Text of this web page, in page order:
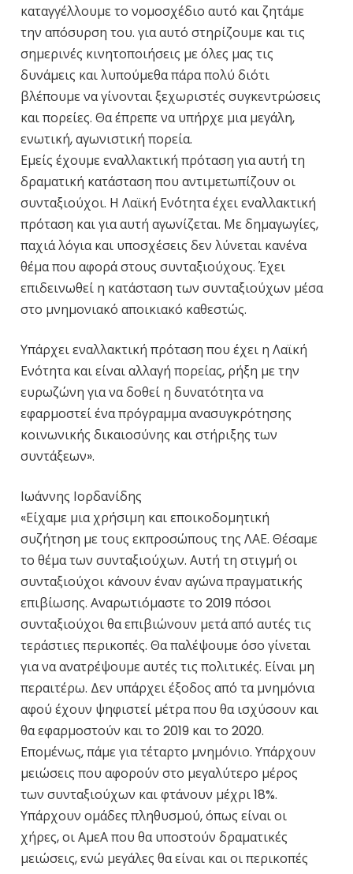
καταγγέλλουμε το νομοσχέδιο αυτό και ζητάμε
την απόσυρση του. για αυτό στηρίζουμε και τις
σημερινές κινητοποιήσεις με όλες μας τις
δυνάμεις και λυπούμεθα πάρα πολύ διότι
βλέπουμε να γίνονται ξεχωριστές συγκεντρώσεις
και πορείες. Θα έπρεπε να υπήρχε μια μεγάλη,
ενωτική, αγωνιστική πορεία.
Εμείς έχουμε εναλλακτική πρόταση για αυτή τη
δραματική κατάσταση που αντιμετωπίζουν οι
συνταξιούχοι. Η Λαϊκή Ενότητα έχει εναλλακτική
πρόταση και για αυτή αγωνίζεται. Με δημαγωγίες,
παχιά λόγια και υποσχέσεις δεν λύνεται κανένα
θέμα που αφορά στους συνταξιούχους. Έχει
επιδεινωθεί η κατάσταση των συνταξιούχων μέσα
στο μνημονιακό αποικιακό καθεστώς.
Υπάρχει εναλλακτική πρόταση που έχει η Λαϊκή
Ενότητα και είναι αλλαγή πορείας, ρήξη με την
ευρωζώνη για να δοθεί η δυνατότητα να
εφαρμοστεί ένα πρόγραμμα ανασυγκρότησης
κοινωνικής δικαιοσύνης και στήριξης των
συντάξεων».
Ιωάννης Ιορδανίδης
«Είχαμε μια χρήσιμη και εποικοδομητική
συζήτηση με τους εκπροσώπους της ΛΑΕ. Θέσαμε
το θέμα των συνταξιούχων. Αυτή τη στιγμή οι
συνταξιούχοι κάνουν έναν αγώνα πραγματικής
επιβίωσης. Αναρωτιόμαστε το 2019 πόσοι
συνταξιούχοι θα επιβιώνουν μετά από αυτές τις
τεράστιες περικοπές. Θα παλέψουμε όσο γίνεται
για να ανατρέψουμε αυτές τις πολιτικές. Είναι μη
περαιτέρω. Δεν υπάρχει έξοδος από τα μνημόνια
αφού έχουν ψηφιστεί μέτρα που θα ισχύσουν και
θα εφαρμοστούν και το 2019 και το 2020.
Επομένως, πάμε για τέταρτο μνημόνιο. Υπάρχουν
μειώσεις που αφορούν στο μεγαλύτερο μέρος
των συνταξιούχων και φτάνουν μέχρι 18%.
Υπάρχουν ομάδες πληθυσμού, όπως είναι οι
χήρες, οι ΑμεΑ που θα υποστούν δραματικές
μειώσεις, ενώ μεγάλες θα είναι και οι περικοπές